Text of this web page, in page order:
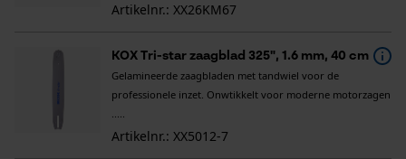
Artikelnr.: XX26KM67
KOX Tri-star zaagblad 325", 1.6 mm, 40 cm
Gelamineerde zaagbladen met tandwiel voor de
professionele inzet. Onwtikkelt voor moderne motorzagen
.....
Artikelnr.: XX5012-7